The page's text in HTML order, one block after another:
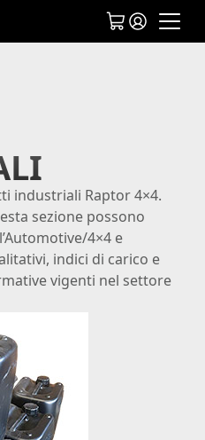
industriali Raptor 4×4.
sezione possono
4×4 e
indici di carico e
vigenti nel settore